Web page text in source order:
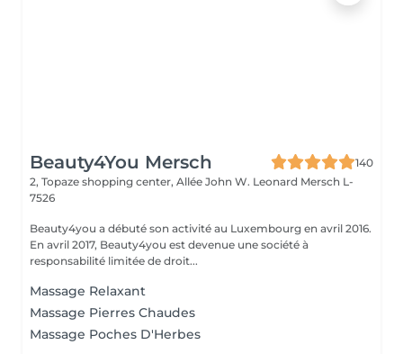
Beauty4You Mersch
140
2, Topaze shopping center, Allée John W. Leonard Mersch L-
7526
Beauty4you a débuté son activité au Luxembourg en avril 2016.
En avril 2017, Beauty4you est devenue une société à
responsabilité limitée de droit...
Massage Relaxant
Massage Pierres Chaudes
Massage Poches D'Herbes